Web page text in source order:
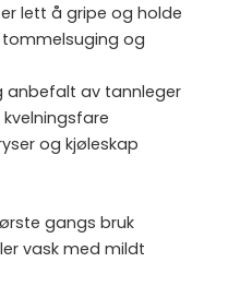
lett å gripe og holde
og
anbefalt av tannleger
og kjøleskap
gangs bruk
vask med mildt